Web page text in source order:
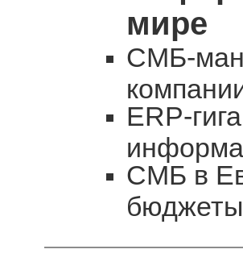
мире
СМБ-
ERP-
СМБ в
бюджеты